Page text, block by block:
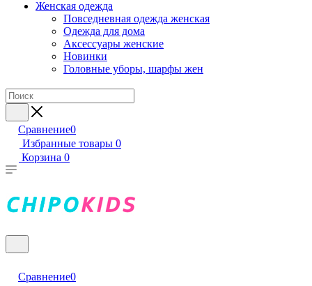
Женская одежда
Повседневная одежда женская
Одежда для дома
Аксессуары женские
Новинки
Головные уборы, шарфы жен
Сравнение0
Избранные товары 0
Корзина 0
Сравнение0